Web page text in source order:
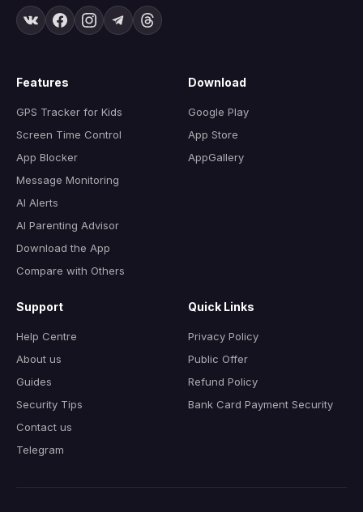
Features
GPS Tracker for Kids
Screen Time Control
App Blocker
Message Monitoring
AI Alerts
AI Parenting Advisor
Download the App
Compare with Others
Download
Google Play
App Store
AppGallery
Support
Help Centre
About us
Guides
Security Tips
Contact us
Telegram
Quick Links
Privacy Policy
Public Offer
Refund Policy
Bank Card Payment Security